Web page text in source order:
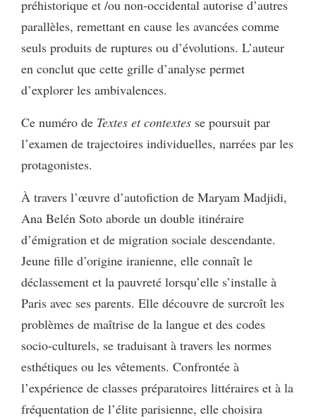
préhistorique et /ou non-occidental autorise d’autres
parallèles, remettant en cause les avancées comme
seuls produits de ruptures ou d’évolutions. L’auteur
en conclut que cette grille d’analyse permet
d’explorer les ambivalences.
Ce numéro de Textes et contextes se poursuit par
l’examen de trajectoires individuelles, narrées par les
protagonistes.
À travers l’œuvre d’autofiction de Maryam Madjidi,
Ana Belén Soto aborde un double itinéraire
d’émigration et de migration sociale descendante.
Jeune fille d’origine iranienne, elle connaît le
déclassement et la pauvreté lorsqu’elle s’installe à
Paris avec ses parents. Elle découvre de surcroît les
problèmes de maîtrise de la langue et des codes
socio-culturels, se traduisant à travers les normes
esthétiques ou les vêtements. Confrontée à
l’expérience de classes préparatoires littéraires et à la
fréquentation de l’élite parisienne, elle choisira